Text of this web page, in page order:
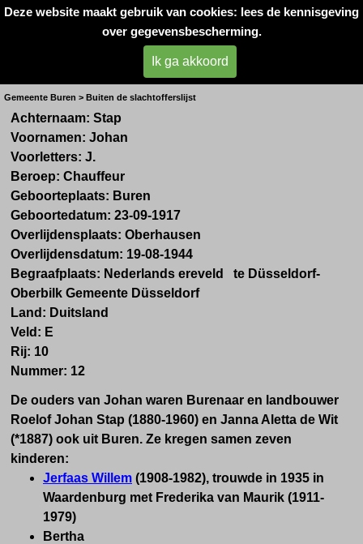
Deze website maakt gebruik van cookies: lees de kennisgeving
over gegevensbescherming.
Ik ga akkoord
Oorlogsslachtoffers
West- Betuwe
Gemeente Buren > Buiten de slachtofferslijst
Achternaam: Stap
Voornamen: Johan
Voorletters: J.
Beroep: Chauffeur
Geboorteplaats: Buren
Geboortedatum: 23-09-1917
Overlijdensplaats: Oberhausen
Overlijdensdatum: 19-08-1944
Begraafplaats: Nederlands ereveld te Düsseldorf-
Oberbilk Gemeente Düsseldorf
Land: Duitsland
Veld: E
Rij: 10
Nummer: 12
De ouders van Johan waren Burenaar en landbouwer
Roelof Johan Stap (1880-1960) en Janna Aletta de Wit
(*1887) ook uit Buren. Ze kregen samen zeven
kinderen:
Jerfaas Willem (1908-1982), trouwde in 1935 in
Waardenburg met Frederika van Maurik (1911-
1979)
Bertha